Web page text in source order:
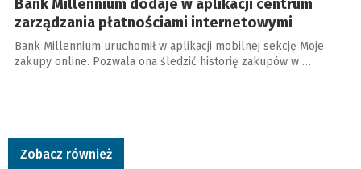
Bank Millennium dodaje w aplikacji centrum
zarządzania płatnościami internetowymi
Bank Millennium uruchomił w aplikacji mobilnej sekcję Moje
zakupy online. Pozwala ona śledzić historię zakupów w …
Zobacz również